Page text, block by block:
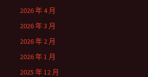
2026 年 4 月
2026 年 3 月
2026 年 2 月
2026 年 1 月
2025 年 12 月